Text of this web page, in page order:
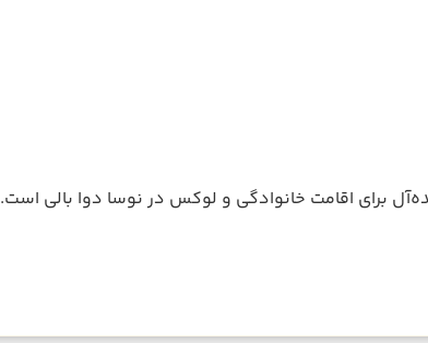
برای اقامت خانوادگی و لوکس در نوسا دوا بالی است.